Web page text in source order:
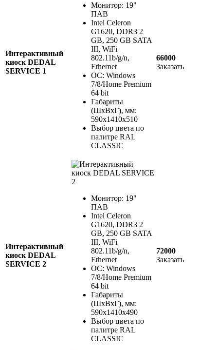
Интерактивный
киоск DEDAL
SERVICE 1
Монитор: 19"
ПАВ
Intel Celeron
G1620, DDR3 2
GB, 250 GB SATA
III, WiFi
802.11b/g/n,
Ethernet
ОС: Windows
7/8/Home Premium
64 bit
Габариты
(ШхВхГ), мм:
590х1410х510
Выбор цвета по
палитре RAL
CLASSIC
66000
Заказать
Интерактивный
киоск DEDAL
SERVICE 2
Монитор: 19"
ПАВ
Intel Celeron
G1620, DDR3 2
GB, 250 GB SATA
III, WiFi
802.11b/g/n,
Ethernet
ОС: Windows
7/8/Home Premium
64 bit
Габариты
(ШхВхГ), мм:
590х1410х490
Выбор цвета по
палитре RAL
CLASSIC
72000
Заказать